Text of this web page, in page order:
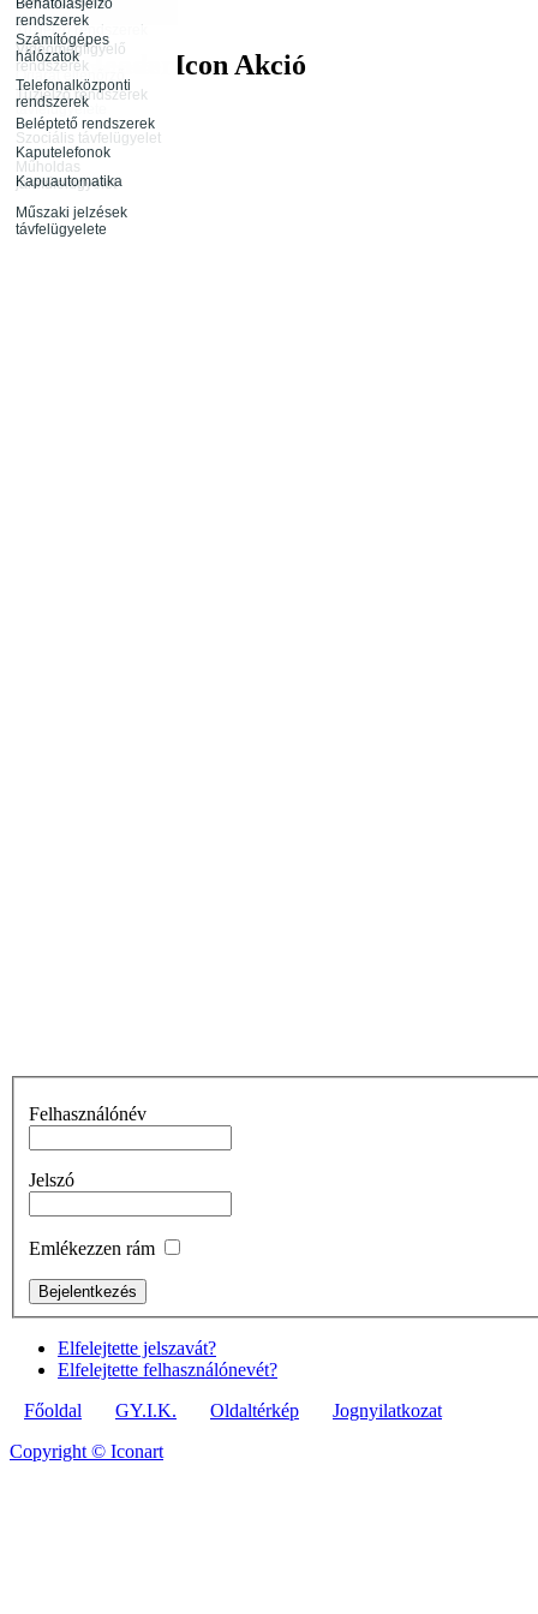
Rendészeti
tevékenység
Rendezvénybiztosítás
Tűzjelző rendszerek
távfelügyelete
Őrjárat ellenőrző
rendszerek
távfelügyelete
Szociális távfelügyelet
Műholdas
járműfelügyelet
Műszaki jelzések
távfelügyelete
Behatolásjelző
rendszerek
Videómegfigyelő
rendszerek
Tűzjelző rendszerek
Beléptető rendszerek
Kaputelefonok
Kapuautomatika
Infokommunikáció
Számítógépes
hálózatok
Telefonalközponti
rendszerek
Akció
Felhasználónév
Jelszó
Emlékezzen rám
Elfelejtette jelszavát?
Elfelejtette felhasználónevét?
Főoldal
GY.I.K. Oldaltérkép
Jognyilatkozat
Copyright © Iconart